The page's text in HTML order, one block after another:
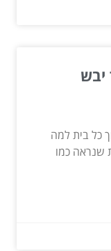
יבש
כל בית למה
שנראה כמו